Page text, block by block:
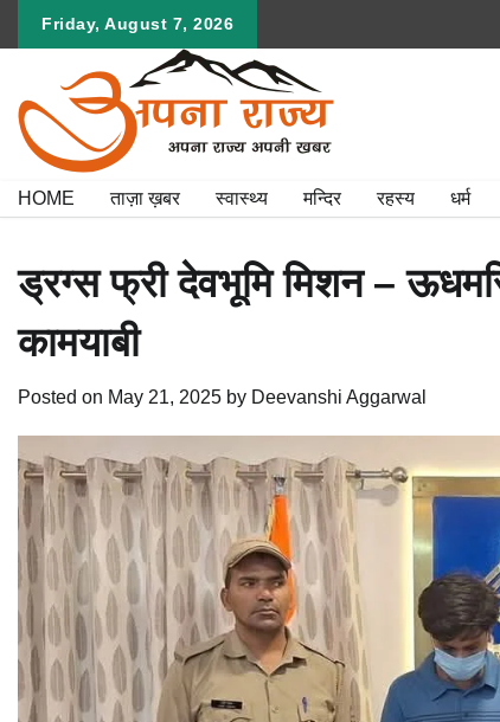
Friday, August 7, 2026
HOME ताज़ा ख़बर स्वास्थ्य मन्दिर रहस्य धर्म
ड्रग्स फ्री देवभूमि मिशन –
कामयाबी
Posted on May 21, 2025 by Deevanshi Aggarwal